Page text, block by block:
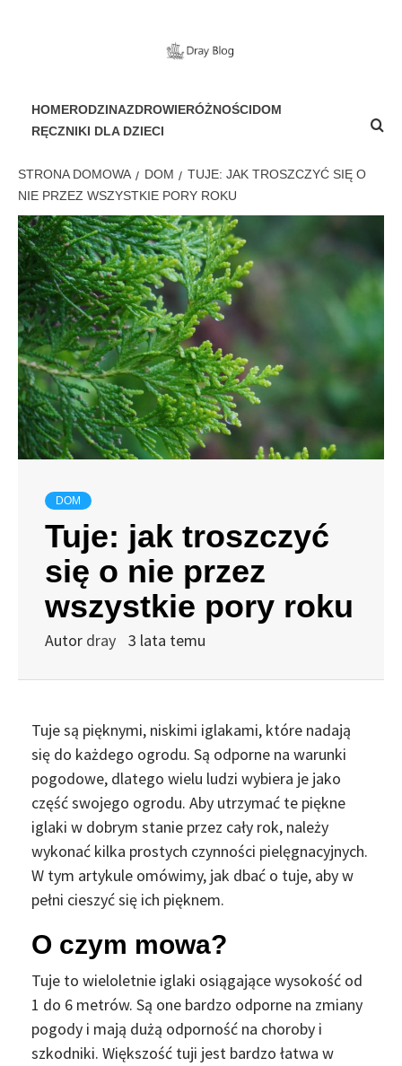
HOMERODZINAZDROWIERÓŻNOŚCIDOM
RĘCZNIKI DLA DZIECI
STRONA DOMOWA DOM
TUJE: JAK TROSZCZYĆ SIĘ O
NIE PRZEZ WSZYSTKIE PORY ROKU
DOM
Tuje: jak troszczyć
się o nie przez
wszystkie pory roku
Autor dray 3 lata temu
Tuje są pięknymi, niskimi iglakami, które nadają
się do każdego ogrodu. Są odporne na warunki
pogodowe, dlatego wielu ludzi wybiera je jako
część swojego ogrodu. Aby utrzymać te piękne
iglaki w dobrym stanie przez cały rok, należy
wykonać kilka prostych czynności pielęgnacyjnych.
W tym artykule omówimy, jak dbać o tuje, aby w
pełni cieszyć się ich pięknem.
O czym mowa?
Tuje to wieloletnie iglaki osiągające wysokość od
1 do 6 metrów. Są one bardzo odporne na zmiany
pogody i mają dużą odporność na choroby i
szkodniki. Większość tuji jest bardzo łatwa w